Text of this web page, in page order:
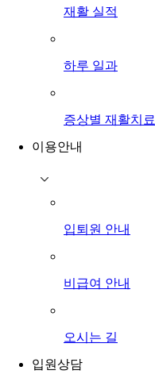
재활 실적
하루 일과
증상별 재활치료
이용안내
입퇴원 안내
비급여 안내
오시는 길
입원상담